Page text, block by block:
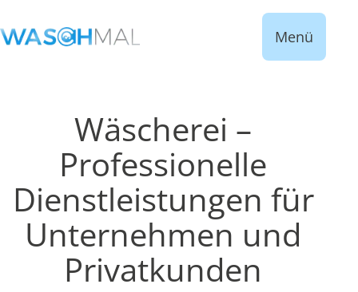
Menü
Wäscherei –
Professionelle
Dienstleistungen für
Unternehmen und
Privatkunden